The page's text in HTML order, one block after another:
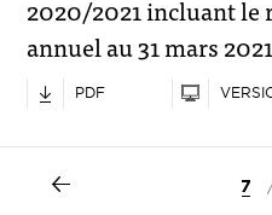
2020/2021 incluant
annuel au 31 mars 2021
PDF
7